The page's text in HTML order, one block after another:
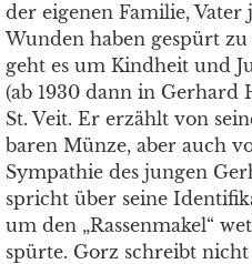
der eigenen Familie,
Wunden haben gespürt
geht es um Kindheit und
(ab 1930 dann in Gerhard
St. Veit. Er erzählt von
baren Münze, aber auch
Sympathie des jungen
spricht über seine
um den „Rassenmakel“
spürte. Gorz schreibt nicht